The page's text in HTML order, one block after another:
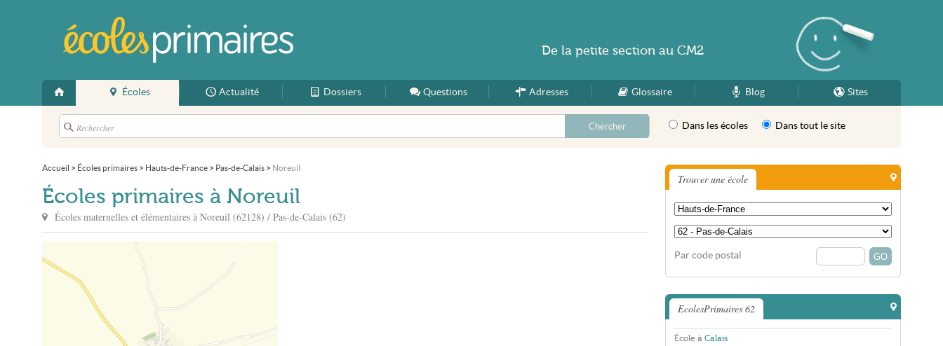
Accueil
Écoles Actualité Dossiers Questions Adresses Glossaire Blog Sites
Dans les écoles Dans tout le site
Accueil > Écoles primaires > Hauts-de-France > Pas-de-Calais > Noreuil
Écoles primaires à Noreuil
Écoles maternelles et élémentaires à Noreuil (62128) / Pas-de-Calais (62)
Trouver une école
Par code postal
EcolesPrimaires 62
École à Calais
De la petite section au CM2